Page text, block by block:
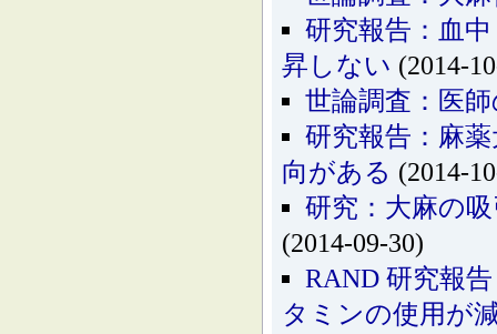
研究報告：血
昇しない (2014-
世論調査：医
研究報告：麻
向がある (2014-
研究：大麻の
(2014-09-30)
RAND 研究報
タミンの使用が